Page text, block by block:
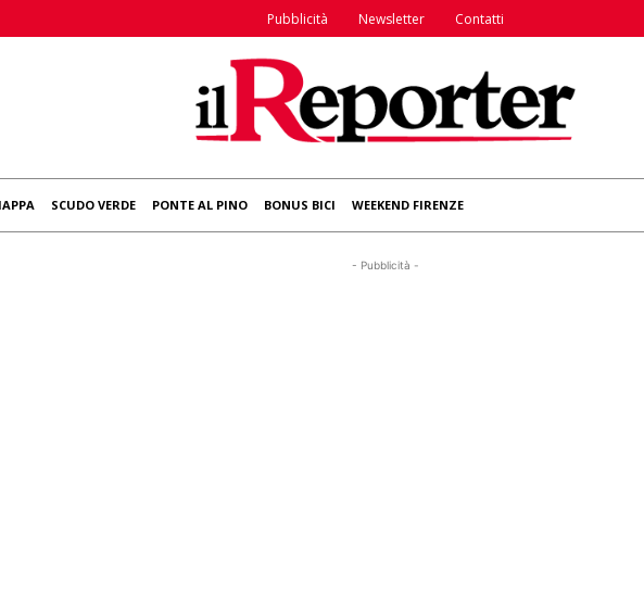
Pubblicità Newsletter Contatti
SCUDO VERDE PONTE AL PINO BONUS BICI WEEKEND FIRENZE
- Pubblicità -